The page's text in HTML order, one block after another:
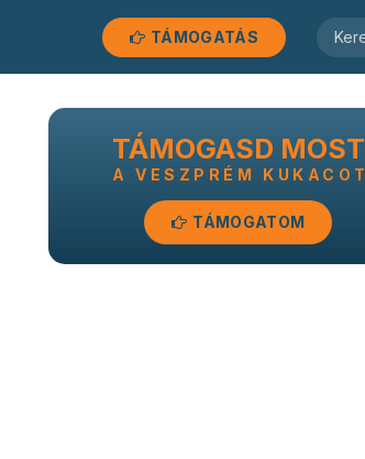
TÁMOGATÁS
TÁMOGASD MOST
A VESZPRÉM KUKACOT
TÁMOGATOM